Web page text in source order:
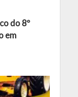
do 8º
em